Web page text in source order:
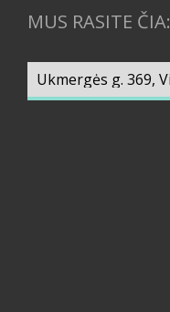
MUS RASITE ČIA: